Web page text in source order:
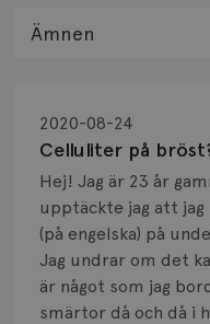
Celluliter på
2020-08-24
Hej! Jag är 23 år
upptäckte jag att
(på engelska) på
Jag undrar om det
är något som jag
smärtor då och då i
Ämnen
Biopsi
Biverkningar
Bröstvårta
Knöl